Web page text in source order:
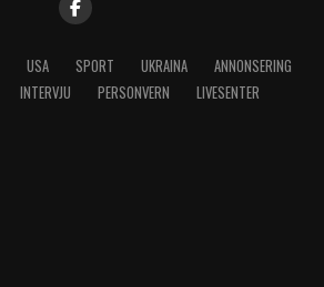
USA SPORT UKRAINA
ANNONSERING
INTERVJU PERSONVERN LIVESENTER